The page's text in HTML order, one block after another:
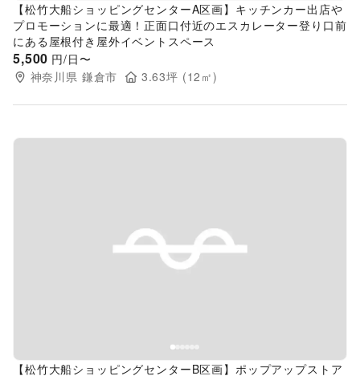
【松竹大船ショッピングセンターA区画】キッチンカー出店や
プロモーションに最適！正面口付近のエスカレーター登り口前
にある屋根付き屋外イベントスペース
5,500 円/日〜
神奈川県 鎌倉市 3.63坪 (12 ㎡)
Previous slide
【松竹大船ショッピングセンターB区画】ポップアップストア